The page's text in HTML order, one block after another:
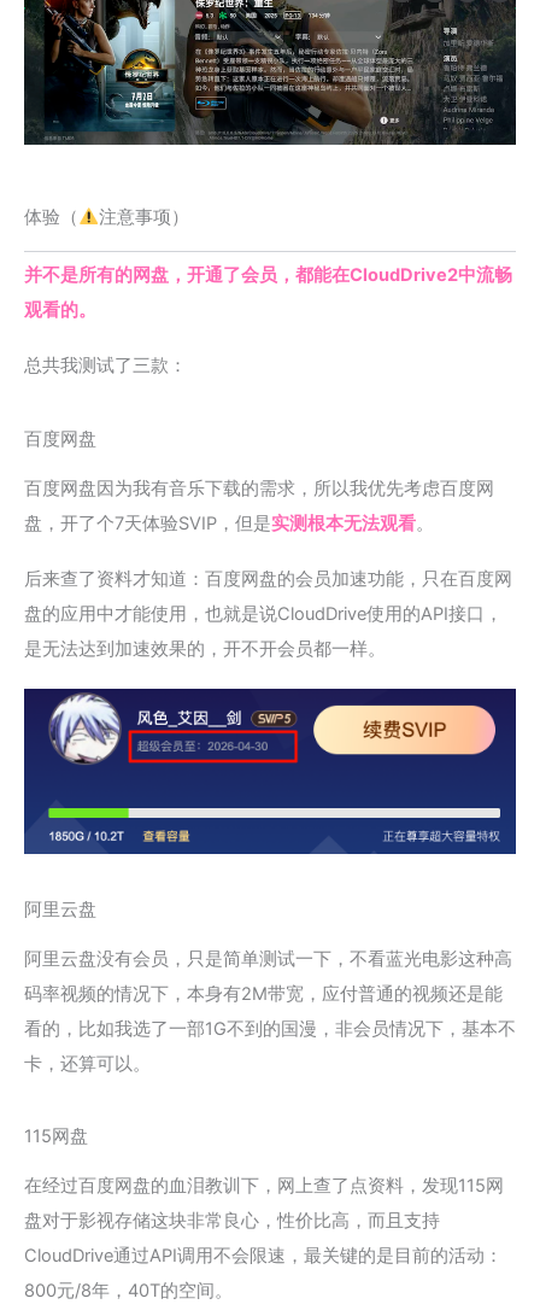
体验（ 注意事项）
并不是所有的网盘，开通了会员，都能在CloudDrive2中流畅
观看的。
总共我测试了三款：
百度网盘
百度网盘因为我有音乐下载的需求，所以我优先考虑百度网
盘，开了个7天体验SVIP，但是实测根本无法观看。
后来查了资料才知道：百度网盘的会员加速功能，只在百度网
盘的应用中才能使用，也就是说CloudDrive使用的API接口，
是无法达到加速效果的，开不开会员都一样。
阿里云盘
阿里云盘没有会员，只是简单测试一下，不看蓝光电影这种高
码率视频的情况下，本身有2M带宽，应付普通的视频还是能
看的，比如我选了一部1G不到的国漫，非会员情况下，基本不
卡，还算可以。
115网盘
在经过百度网盘的血泪教训下，网上查了点资料，发现115网
盘对于影视存储这块非常良心，性价比高，而且支持
CloudDrive通过API调用不会限速，最关键的是目前的活动：
800元/8年，40T的空间。